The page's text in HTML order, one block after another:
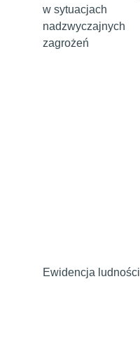
w sytuacjach
nadzwyczajnych
zagrożeń
Ewidencja ludności